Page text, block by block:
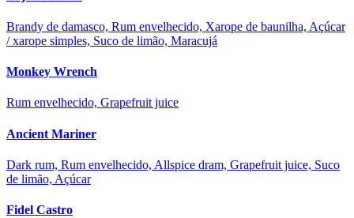
Brandy de damasco, Rum envelhecido, Xarope de baunilha, Açúcar
/ xarope simples, Suco de limão, Maracujá
Monkey Wrench
Rum envelhecido, Grapefruit juice
Ancient Mariner
Dark rum, Rum envelhecido, Allspice dram, Grapefruit juice, Suco
de limão, Açúcar
Fidel Castro